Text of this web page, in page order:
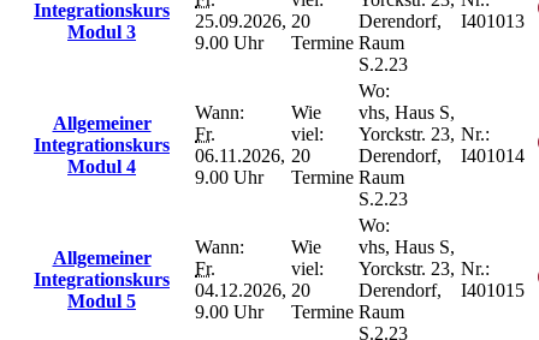
Integrationskurs
Modul 3
25.09.2026,
9.00 Uhr
20
Termine
Derendorf,
Raum
S.2.23
I401013
Allgemeiner
Integrationskurs
Modul 4
Wann:
Fr.
06.11.2026,
9.00 Uhr
Wie
viel:
20
Termine
Wo:
vhs, Haus S,
Yorckstr. 23,
Derendorf,
Raum
S.2.23
Nr.:
I401014
Allgemeiner
Integrationskurs
Modul 5
Wann:
Fr.
04.12.2026,
9.00 Uhr
Wie
viel:
20
Termine
Wo:
vhs, Haus S,
Yorckstr. 23,
Derendorf,
Raum
S.2.23
Nr.:
I401015